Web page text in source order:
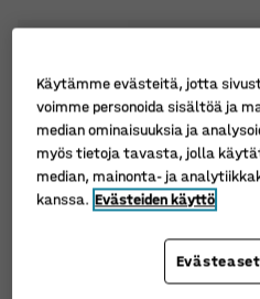
Käytämme evästeitä, jotta
voimme personoida sisältöä ja
median ominaisuuksia ja
myös tietoja tavasta, jolla
median, mainonta- ja
kanssa. Evästeiden käyttö